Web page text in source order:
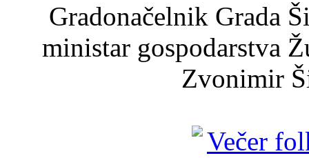
Gradonačelnik Grada
ministar gospodarstva
Zvonimir